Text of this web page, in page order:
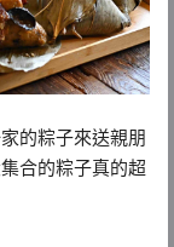
的粽子來送親朋
合的粽子真的超